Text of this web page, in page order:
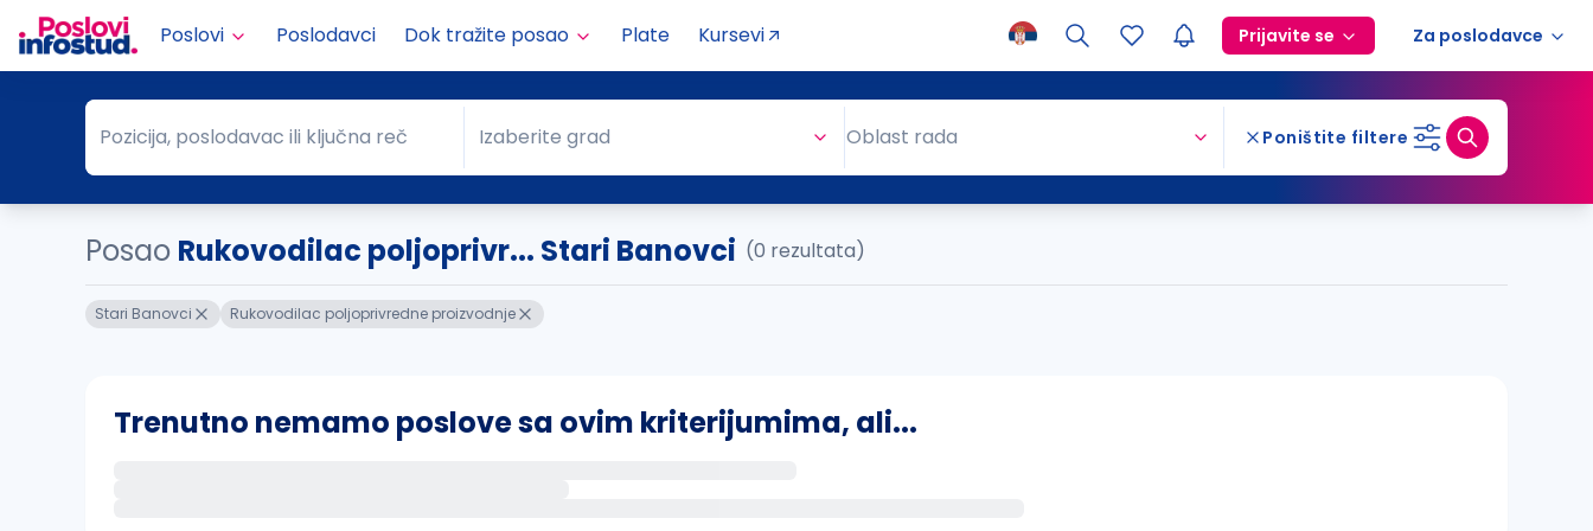
Poslovi Poslodavci Dok tražite posao Plate Kursevi Prijavite se Za poslodavce
Pozicija, poslodavac ili ključna reč
Pozicija, poslodavac ili ključna reč Grad
Izaberite grad Oblast rada Poništite filtere
Posao Rukovodilac poljoprivr... Stari Banovci (0 rezultata)
Stari Banovci Rukovodilac poljoprivredne proizvodnje
Trenutno nemamo poslove sa ovim kriterijumima, ali...